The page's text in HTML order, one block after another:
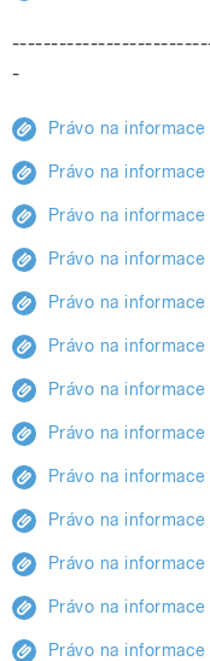
-
Právo na
Právo na
Právo na
Právo na
Právo na
Právo na
Právo na
Právo na
Právo na
Právo na
Právo na
Právo na
Právo na